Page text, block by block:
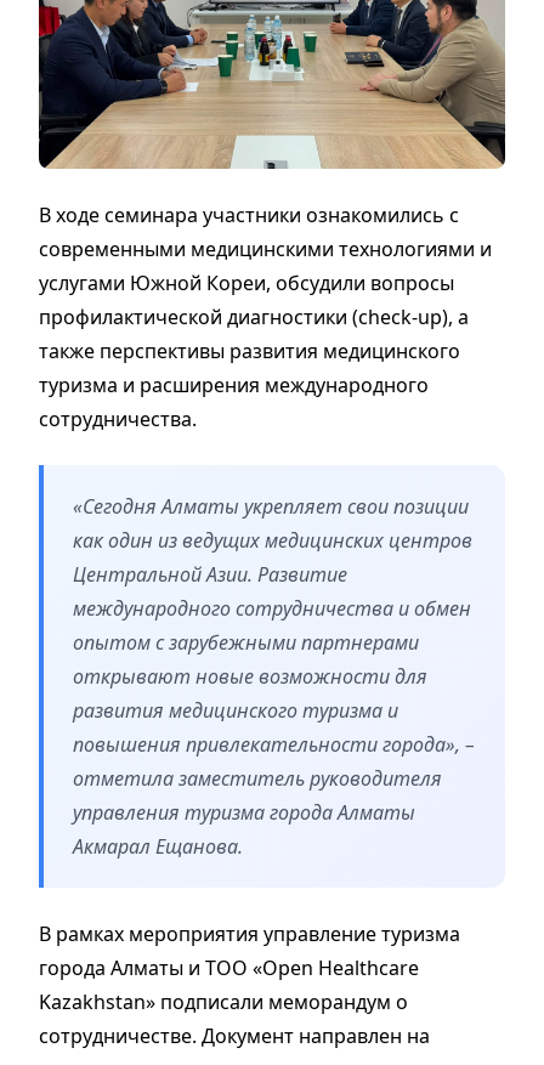
В ходе семинара участники ознакомились с
современными медицинскими технологиями и
услугами Южной Кореи, обсудили вопросы
профилактической диагностики (check-up), а
также перспективы развития медицинского
туризма и расширения международного
сотрудничества.
«Сегодня Алматы укрепляет свои позиции
как один из ведущих медицинских центров
Центральной Азии. Развитие
международного сотрудничества и обмен
опытом с зарубежными партнерами
открывают новые возможности для
развития медицинского туризма и
повышения привлекательности города», –
отметила заместитель руководителя
управления туризма города Алматы
Акмарал Ещанова.
В рамках мероприятия управление туризма
города Алматы и ТОО «Open Healthcare
Kazakhstan» подписали меморандум о
сотрудничестве. Документ направлен на